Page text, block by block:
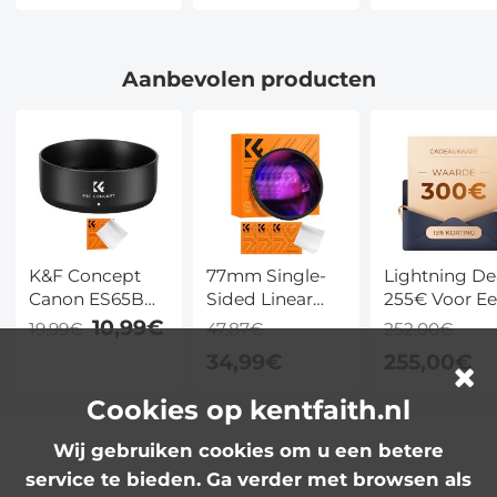
Aanbevolen producten
K&F Concept
Canon ES65B
bajonetkap, met
50mm F1.8STM
19,99€ 10,99€
77mm Single-
Sided Linear
Pentaprism
47,87€
Lightning
255€ Voor
Cadeaubon
Gebruiken
Te
Elk Event
252,00€
Cookies op kentfaith.nl
Wij gebruiken cookies om u een betere
service te bieden. Ga verder met browsen als